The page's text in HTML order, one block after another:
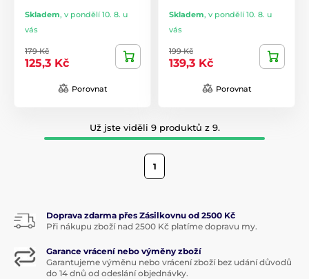
Skladem, v pondělí 10. 8. u
vás
179 Kč
125,3 Kč
Porovnat
Skladem, v pondělí 10. 8. u
vás
199 Kč
139,3 Kč
Porovnat
Už jste viděli 9 produktů z 9.
1
Doprava zdarma přes Zásilkovnu od 2500 Kč
Při nákupu zboží nad 2500 Kč platíme dopravu my.
Garance vrácení nebo výměny zboží
Garantujeme výměnu nebo vrácení zboží bez udání důvodů
do 14 dnů od odeslání objednávky.